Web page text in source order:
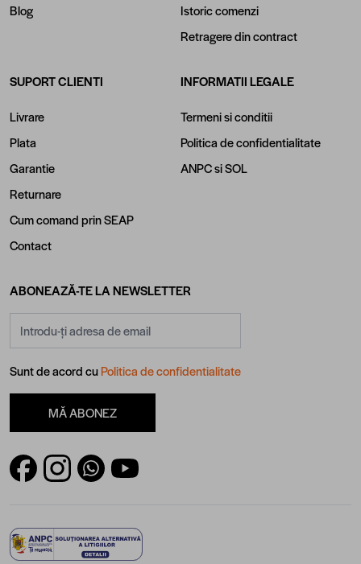
Blog
Istoric comenzi
Retragere din contract
SUPORT CLIENTI
Livrare
Plata
Garantie
Returnare
Cum comand prin SEAP
Contact
INFORMATII LEGALE
Termeni si conditii
Politica de confidentialitate
ANPCsiSOL
ABONEAZĂ-TE LA NEWSLETTER
Sunt de acord cuPolitica de confidentialitate
MĂ ABONEZ